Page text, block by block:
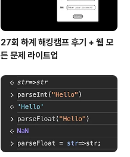
27회 하계 해킹캠프 후기 + 웹 모
든 문제 라이트업